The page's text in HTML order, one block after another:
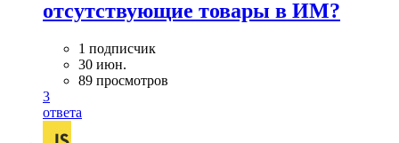
отсутствующие товары в ИМ?
1 подписчик
30 июн.
89 просмотров
3
ответа